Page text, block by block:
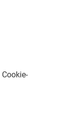
Cookie-